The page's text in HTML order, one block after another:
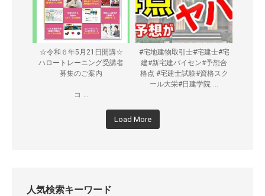
☆令和６年5月21日開講☆
ハロートレーニング受講者
募集のご案内
コ
#宅地建物取引士#宅建士#宅
建#新宅建パイセン#予想合
格点 #宅建士試験#資格スク
ール大栄#日建学院
Load More
人気検索キーワード